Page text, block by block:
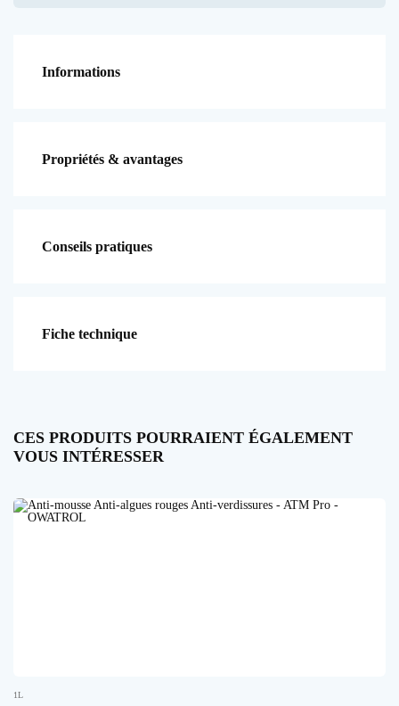
Informations
Propriétés & avantages
Conseils pratiques
Fiche technique
CES PRODUITS POURRAIENT ÉGALEMENT
VOUS INTÉRESSER
1L